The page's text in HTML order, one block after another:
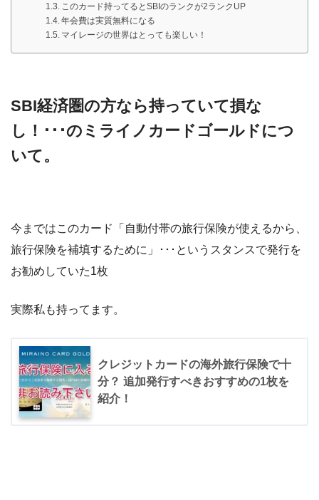
このカード持ってるとSBIのランクが2ランクUP
年会費は実質無料になる
マイレージの世界はとっても楽しい！
SBI経済圏の方なら持っていて損な
し！･･･のミライノカードゴールドにつ
いて。
今まではこのカード「自動付帯の旅行保険が使えるから、
旅行保険を補填するために」･･･というスタンスで発行を
お勧めしていた1枚
実際私も持ってます。
クレジットカードの海外旅行保険で十
分？ 追加発行すべきおすすめの1枚を
紹介！